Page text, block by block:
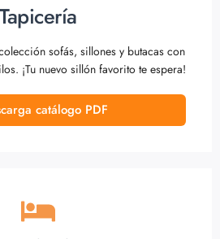
Tapicería
sofás, sillones y butacas con
¡Tu nuevo sillón favorito te espera!
catálogo PDF